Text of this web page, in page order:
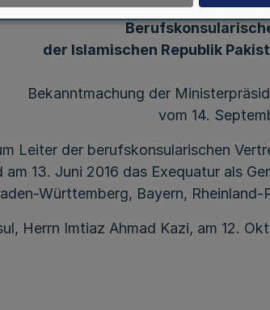
der Islamischen Republik
Bekanntmachung der
vom 14.
Leiter der berufskonsularischen
am 13. Juni 2016 das Exequatur als
Württemberg, Bayern, Rheinland-
Herrn Imtiaz Ahmad Kazi, am 12.